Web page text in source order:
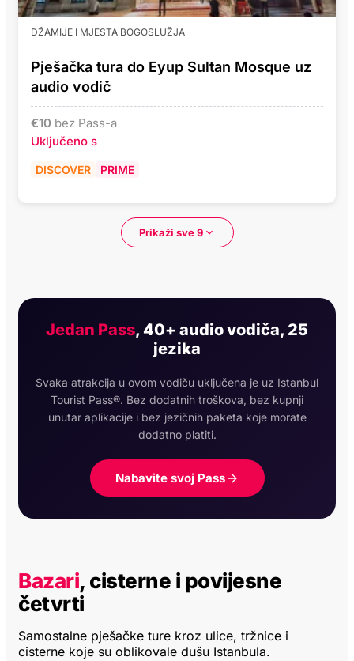
DŽAMIJE I MJESTA BOGOSLUŽJA
Pješačka tura do Eyup Sultan Mosque uz
audio vodič
€10 bez Pass-a
Uključeno s
DISCOVER PRIME
Prikaži sve 9
Jedan Pass, 40+ audio vodiča, 25
jezika
Svaka atrakcija u ovom vodiču uključena je uz Istanbul
Tourist Pass®. Bez dodatnih troškova, bez kupnji
unutar aplikacije i bez jezičnih paketa koje morate
dodatno platiti.
Nabavite svoj Pass
Bazari, cisterne i povijesne
četvrti
Samostalne pješačke ture kroz ulice, tržnice i
cisterne koje su oblikovale dušu Istanbula.